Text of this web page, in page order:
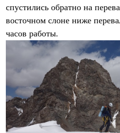
спустились обратно на
восточном слоне ниже
часов работы.